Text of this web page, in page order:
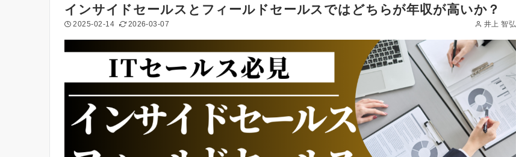
インサイドセールスとフィールドセールスではどちらが年収が高いか？
2025-02-14 2026-03-07 井上 智弘